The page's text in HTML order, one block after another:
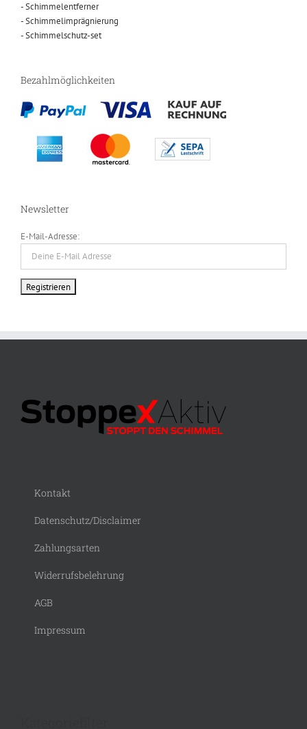
- Schimmelentferner
- Schimmelimprägnierung
- Schimmelschutz-set
Bezahlmöglichkeiten
Newsletter
E-Mail-Adresse:
Kontakt
Datenschutz/Disclaimer
Zahlungsarten
Widerrufsbelehrung
AGB
Impressum